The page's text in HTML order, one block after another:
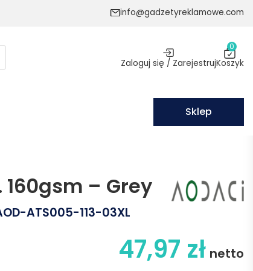
info@gadzetyreklamowe.com
Zaloguj się / Zarejestruj
0
Koszyk
Sklep
– Grey
ATS005-113-03XL
47,97 zł netto